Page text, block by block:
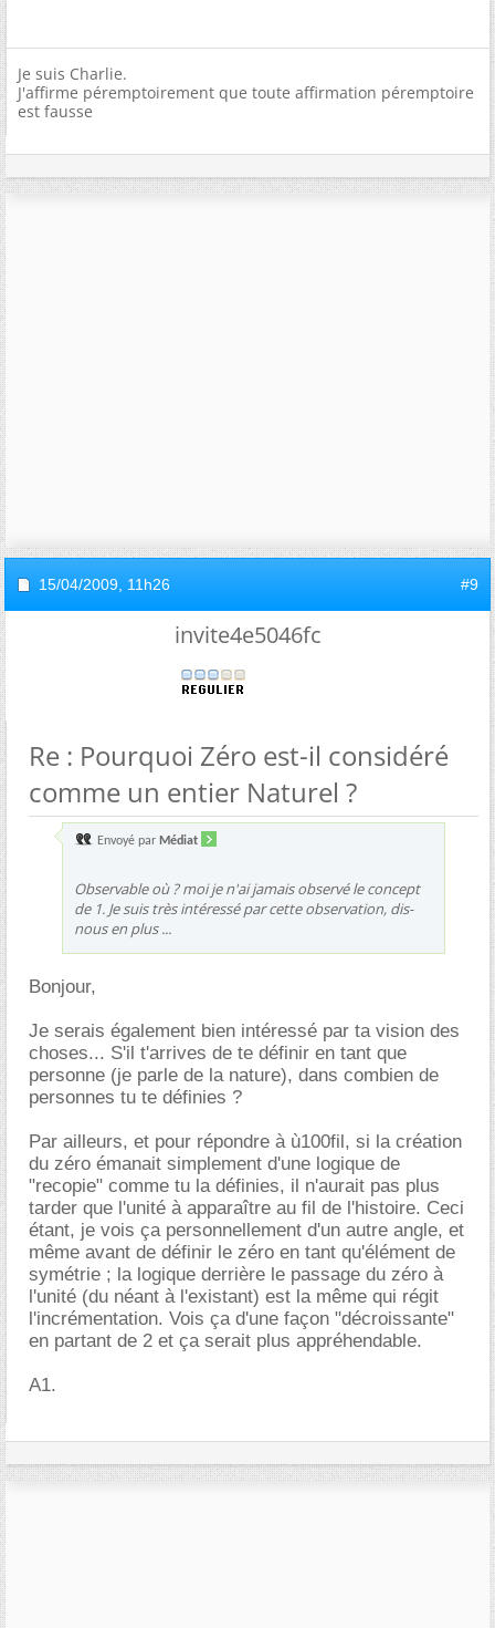
Je suis Charlie.
J'affirme péremptoirement que toute affirmation péremptoire
est fausse
15/04/2009, 11h26 #9
invite4e5046fc
Re : Pourquoi Zéro est-il considéré
comme un entier Naturel ?
Envoyé par Médiat
Observable où ? moi je n'ai jamais observé le concept
de 1. Je suis très intéressé par cette observation, dis-
nous en plus ...
Bonjour,
Je serais également bien intéressé par ta vision des
choses... S'il t'arrives de te définir en tant que
personne (je parle de la nature), dans combien de
personnes tu te définies ?
Par ailleurs, et pour répondre à ù100fil, si la création
du zéro émanait simplement d'une logique de
"recopie" comme tu la définies, il n'aurait pas plus
tarder que l'unité à apparaître au fil de l'histoire. Ceci
étant, je vois ça personnellement d'un autre angle, et
même avant de définir le zéro en tant qu'élément de
symétrie ; la logique derrière le passage du zéro à
l'unité (du néant à l'existant) est la même qui régit
l'incrémentation. Vois ça d'une façon "décroissante"
en partant de 2 et ça serait plus appréhendable.
A1.